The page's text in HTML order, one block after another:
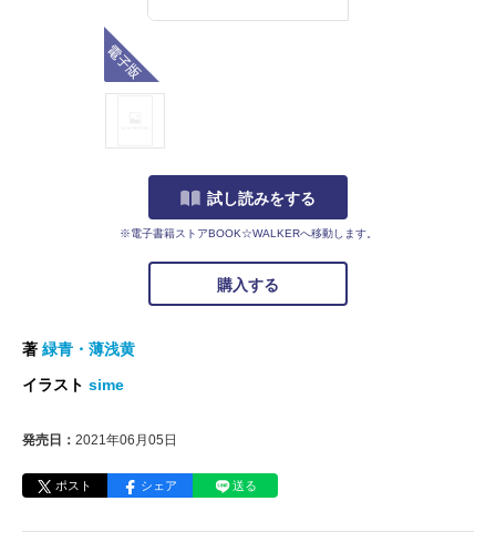
試し読みをする
※電子書籍ストアBOOK☆WALKERへ移動します。
購入する
著 緑青・薄浅黄
イラスト sime
発売日： 2021年06月05日
ポスト シェア 送る